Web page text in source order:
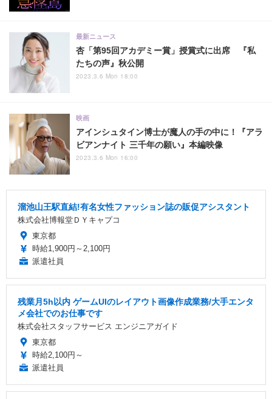
杏「第95回アカデミー賞」授賞式に出席 『私
たちの声』秋公開
最新ニュース
2023.3.6 Mon 18:00
アインシュタイン博士が魔人の手の中に！『アラ
ビアンナイト 三千年の願い』本編映像
映画
2023.3.6 Mon 16:00
溜池山王駅直結!有名女性ファッション誌の販促アシスタント
株式会社博報堂ＤＹキャプコ
東京都
時給1,900円～2,100円
派遣社員
残業月5h以内 ゲームUIのレイアウト画像作成業務/大手エンタ
メ会社でのお仕事です
株式会社スタッフサービス エンジニアガイド
東京都
時給2,100円～
派遣社員